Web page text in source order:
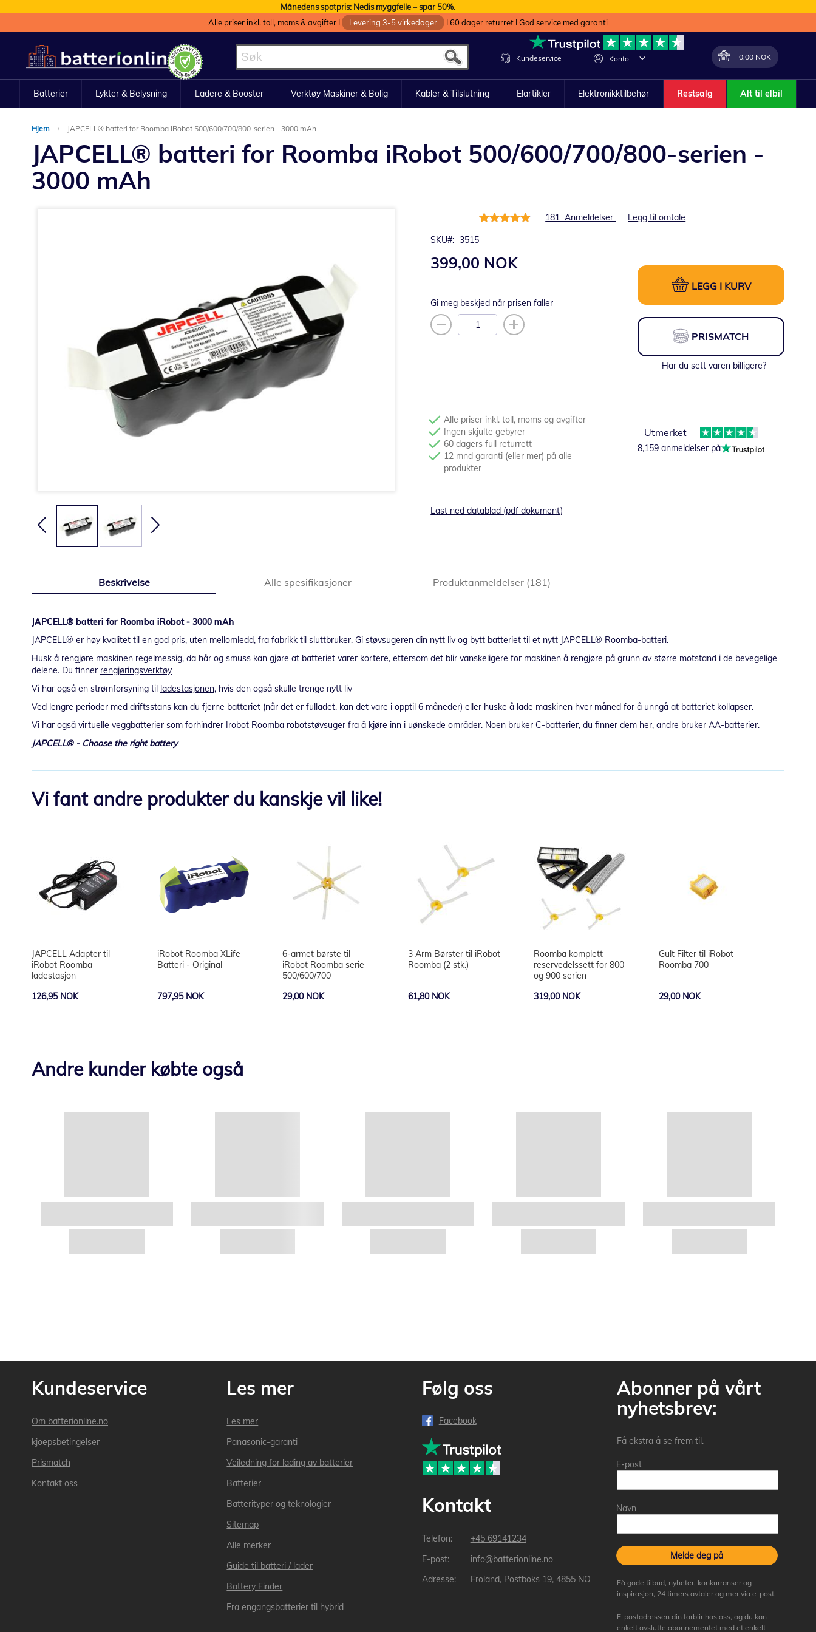
Månedens spotpris: Nedis myggfelle – spar 50%.
Alle priser inkl. toll, moms & avgifter I
Levering 3-5 virkedager I 60 dager returret I God service med garanti
til
innhold
Konto Endring
Min handlekurv
0,00 NOK
Kundeservice
Batterier Lykter & Belysning Ladere & Booster Verktøy Maskiner & Bolig Kabler & Tilslutning Elartikler Elektronikktilbehør Restsalg Alt til elbil
Hjem JAPCELL® batteri for Roomba iRobot 500/600/700/800-serien - 3000 mAh
JAPCELL® batteri for Roomba iRobot 500/600/700/800-serien -
3000 mAh
SKU 3515
Rating:
181Anmeldelser Legg til omtale
399,00 NOK
Gi meg beskjed når prisen faller
LEGG I KURV
PRISMATCH
Har du sett varen billigere?
Alle priser inkl. toll, moms og avgifter
Ingen skjulte gebyrer
60 dagers full returrett
12 mnd garanti (eller mer) på alle
produkter
Utmerket
8,159 anmeldelser på
Last ned datablad (pdf dokument)
av
Beskrivelse
JAPCELL® batteri for Roomba iRobot - 3000 mAh
JAPCELL® er høy kvalitet til en god pris, uten mellomledd, fra fabrikk til sluttbruker. Gi støvsugeren din nytt liv og bytt batteriet til et nytt JAPCELL® Roomba-batteri.
Husk å rengjøre maskinen regelmessig, da hår og smuss kan gjøre at batteriet varer kortere, ettersom det blir vanskeligere for maskinen å rengjøre på grunn av større motstand i de bevegelige
delene. Du finner rengjøringsverktøy
Vi har også en strømforsyning til ladestasjonen, hvis den også skulle trenge nytt liv
Ved lengre perioder med driftsstans kan du fjerne batteriet (når det er fulladet, kan det vare i opptil 6 måneder) eller huske å lade maskinen hver måned for å unngå at batteriet kollapser.
Vi har også virtuelle veggbatterier som forhindrer Irobot Roomba robotstøvsuger fra å kjøre inn i uønskede områder. Noen bruker C-batterier, du finner dem her, andre bruker AA-batterier.
JAPCELL® - Choose the right battery
Alle spesifikasjoner Produktanmeldelser 181
Vi fant andre produkter du kanskje vil like!
JAPCELL Adapter til
iRobot Roomba
ladestasjon
126,95 NOK
iRobot Roomba XLife
Batteri - Original
797,95 NOK
6-armet børste til
iRobot Roomba serie
500/600/700
29,00 NOK
3 Arm Børster til iRobot
Roomba (2 stk.)
61,80 NOK
Roomba komplett
reservedelssett for 800
og 900 serien
319,00 NOK
Gult Filter til iRobot
Roomba 700
29,00 NOK
Andre kunder købte også
Kundeservice
Om batterionline.no
kjoepsbetingelser
Prismatch
Kontakt oss
Les mer
Les mer
Panasonic-garanti
Veiledning for lading av batterier
Batterier
Batterityper og teknologier
Sitemap
Alle merker
Guide til batteri / lader
Battery Finder
Fra engangsbatterier til hybrid
Følg oss
Facebook
Kontakt
+45 69141234
info@batterionline.no
Froland, Postboks 19, 4855 NO
Abonner på vårt
nyhetsbrev:
Få ekstra å se frem til.
E-post
Navn
Melde deg på
Få gode tilbud, nyheter, konkurranser og
inspirasjon, 24 timers avtaler og mer via e-post.
E-postadressen din forblir hos oss, og du kan
enkelt avslutte abonnementet med et enkelt